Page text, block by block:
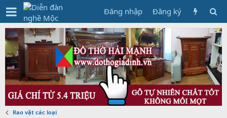
Đăng nhập Đăng ký
Rao vặt các loại